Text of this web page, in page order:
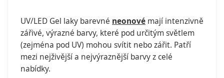
UV/LED Gel laky barevné neonové mají intenzivně
zářivé, výrazné barvy, které pod určitým světlem
(zejména pod UV) mohou svítit nebo zářit. Patří
mezi nejživější a nejvýraznější barvy z celé
nabídky.